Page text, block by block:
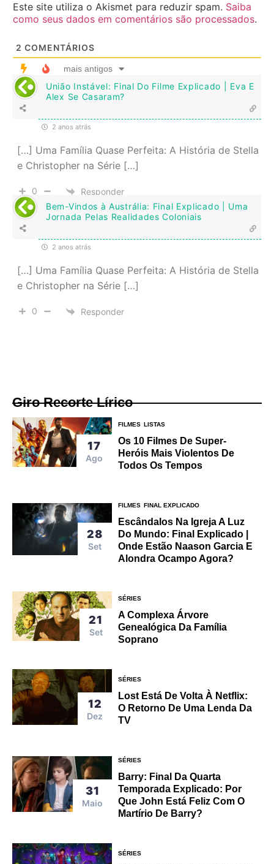
Este site utiliza o Akismet para reduzir spam. Saiba
como seus dados em comentários são processados.
2 COMENTÁRIOS
mais antigos
União Instável: Final Do Filme Explicado | Eva E
Alex Se Casaram?
2 anos atrás
[…] Uma Família Quase Perfeita: A História de Stella
e Christopher na Série […]
0
Responder
Bem-Vindos à Austrália: Final Explicado | Uma
Jornada Pelas Realidades Coloniais
2 anos atrás
[…] Uma Família Quase Perfeita: A História de Stella
e Christopher na Série […]
0 Responder
Giro Recorte Lírico
17
Ago
FILMES LISTAS
Os 10 Filmes De Super-
Heróis Mais Violentos De
Todos Os Tempos
28
Set
FILMES FINAL EXPLICADO
Escândalos Na Igreja A Luz
Do Mundo: Final Explicado |
Onde Estão Naason Garcia E
Alondra Ocampo Agora?
21
Set
SÉRIES
A Complexa Árvore
Genealógica Da Família
Soprano
12
Dez
SÉRIES
Lost Está De Volta À Netflix:
O Retorno De Uma Lenda Da
TV
31
Maio
SÉRIES
Barry: Final Da Quarta
Temporada Explicado: Por
Que John Está Feliz Com O
Martírio De Barry?
SÉRIES